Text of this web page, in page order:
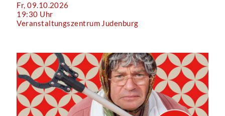
Fr, 09.10.2026
19:30 Uhr
Veranstaltungszentrum Judenburg